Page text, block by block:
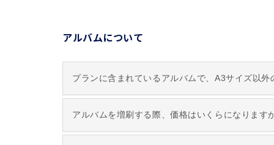
アルバムについて
プランに含まれているアルバムで、A3サイズ以外
アルバムを増刷する際、価格はいくらになります